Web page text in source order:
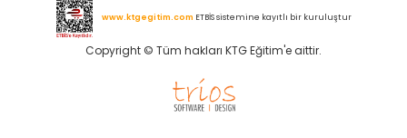
www.ktgegitim.com ETBİS sistemine kayıtlı bir kuruluştur
Copyright © Tüm hakları KTG Eğitim'e aittir.